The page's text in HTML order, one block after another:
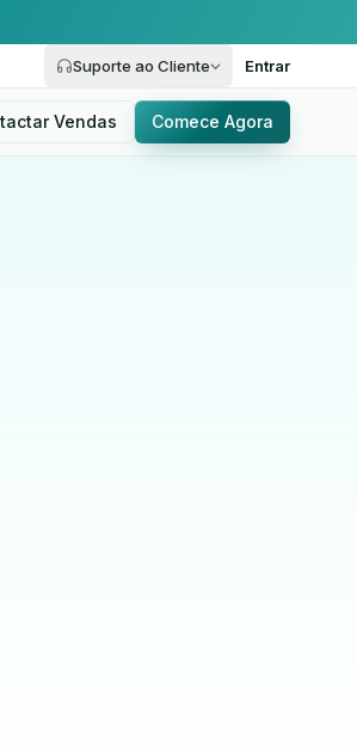
Suporte ao Cliente Entrar
Vendas Comece Agora